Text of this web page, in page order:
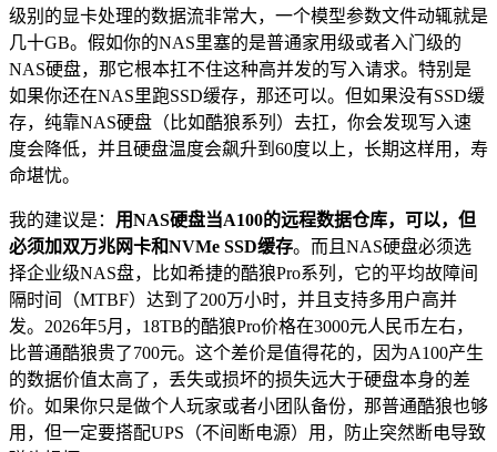
级别的显卡处理的数据流非常大，一个模型参数文件动辄就是
几十GB。假如你的NAS里塞的是普通家用级或者入门级的
NAS硬盘，那它根本扛不住这种高并发的写入请求。特别是
如果你还在NAS里跑SSD缓存，那还可以。但如果没有SSD缓
存，纯靠NAS硬盘（比如酷狼系列）去扛，你会发现写入速
度会降低，并且硬盘温度会飙升到60度以上，长期这样用，寿
命堪忧。
我的建议是： 用NAS硬盘当A100的远程数据仓库，可以，但
必须加双万兆网卡和NVMe SSD缓存。而且NAS硬盘必须选
择企业级NAS盘，比如希捷的酷狼Pro系列，它的平均故障间
隔时间（MTBF）达到了200万小时，并且支持多用户高并
发。2026年5月，18TB的酷狼Pro价格在3000元人民币左右，
比普通酷狼贵了700元。这个差价是值得花的，因为A100产生
的数据价值太高了，丢失或损坏的损失远大于硬盘本身的差
价。如果你只是做个人玩家或者小团队备份，那普通酷狼也够
用，但一定要搭配UPS（不间断电源）用，防止突然断电导致